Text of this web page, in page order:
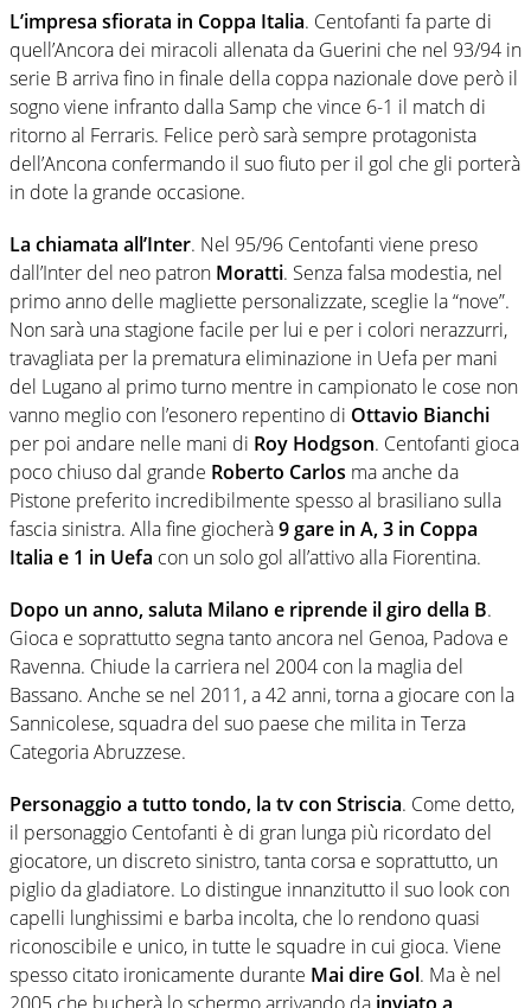
L’impresa sfiorata in Coppa Italia. Centofanti fa parte di
quell’Ancora dei miracoli allenata da Guerini che nel 93/94 in
serie B arriva fino in finale della coppa nazionale dove però il
sogno viene infranto dalla Samp che vince 6-1 il match di
ritorno al Ferraris. Felice però sarà sempre protagonista
dell’Ancona confermando il suo fiuto per il gol che gli porterà
in dote la grande occasione.
La chiamata all’Inter. Nel 95/96 Centofanti viene preso
dall’Inter del neo patron Moratti. Senza falsa modestia, nel
primo anno delle magliette personalizzate, sceglie la “nove”.
Non sarà una stagione facile per lui e per i colori nerazzurri,
travagliata per la prematura eliminazione in Uefa per mani
del Lugano al primo turno mentre in campionato le cose non
vanno meglio con l’esonero repentino di Ottavio Bianchi
per poi andare nelle mani di Roy Hodgson. Centofanti gioca
poco chiuso dal grande Roberto Carlos ma anche da
Pistone preferito incredibilmente spesso al brasiliano sulla
fascia sinistra. Alla fine giocherà9 gare in A, 3 in Coppa
Italia e 1 in Uefa con un solo gol all’attivo alla Fiorentina.
Dopo un anno, saluta Milano e riprende il giro della B.
Gioca e soprattutto segna tanto ancora nel Genoa, Padova e
Ravenna. Chiude la carriera nel 2004 con la maglia del
Bassano. Anche se nel 2011, a 42 anni, torna a giocare con la
Sannicolese, squadra del suo paese che milita in Terza
Categoria Abruzzese.
Personaggio a tutto tondo, la tv con Striscia. Come detto,
il personaggio Centofanti è di gran lunga più ricordato del
giocatore, un discreto sinistro, tanta corsa e soprattutto, un
piglio da gladiatore. Lo distingue innanzitutto il suo look con
capelli lunghissimi e barba incolta, che lo rendono quasi
riconoscibile e unico, in tutte le squadre in cui gioca. Viene
spesso citato ironicamente durante Mai dire Gol. Ma è nel